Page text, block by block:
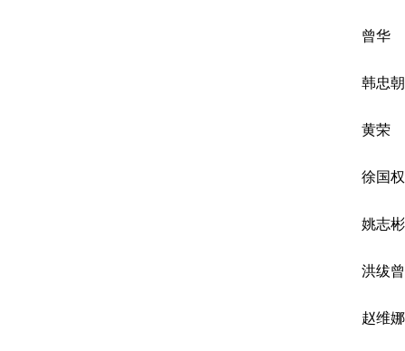
曾华
韩忠朝
黄荣
徐国权
姚志彬
洪绂曾
赵维娜